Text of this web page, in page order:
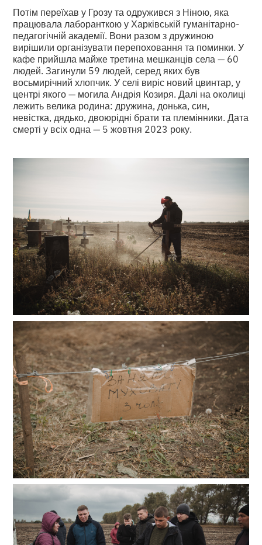
Потім переїхав у Грозу та одружився з Ніною, яка
працювала лаборанткою у Харківській гуманітарно-
педагогічній академії. Вони разом з дружиною
вирішили організувати перепоховання та поминки. У
кафе прийшла майже третина мешканців села — 60
людей. Загинули 59 людей, серед яких був
восьмирічний хлопчик. У селі виріс новий цвинтар, у
центрі якого — могила Андрія Козиря. Далі на околиці
лежить велика родина: дружина, донька, син,
невістка, дядько, двоюрідні брати та племінники. Дата
смерті у всіх одна — 5 жовтня 2023 року.